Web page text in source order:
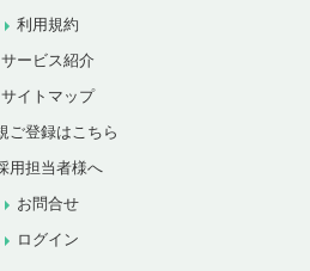
利用規約
サービス紹介
サイトマップ
ご登録はこちら
用担当者様へ
お問合せ
ログイン